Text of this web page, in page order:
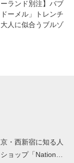
ーランド別注】バブ
ーメル」トレンチ
人に似合うブルゾ
・西新宿に知る人
ョップ「Nation…